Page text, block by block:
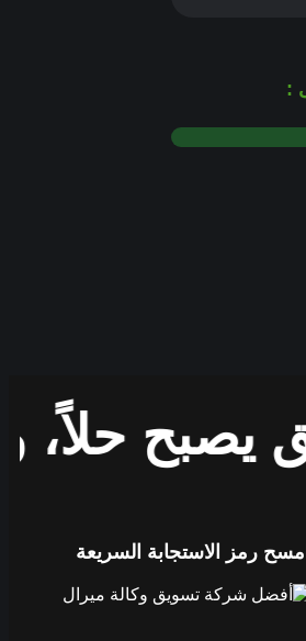
:
يصبح
امسح رمز الاستجابة السريعة